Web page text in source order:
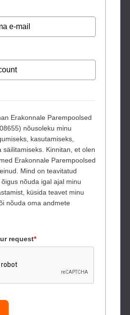
Erakonnale Parempoolsed
nõusoleku minu
kasutamiseks,
säilitamiseks. Kinnitan, et olen
Erakonnale Parempoolsed
Mind on teavitatud
nõuda igal ajal minu
küsida teavet minu
nõuda oma andmete
request*